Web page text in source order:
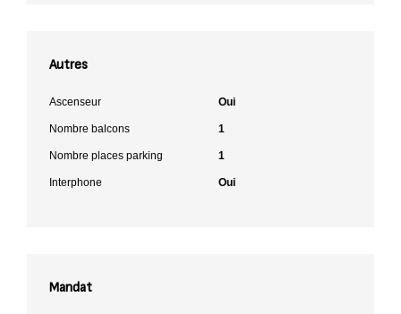
Autres
Ascenseur Oui
Nombre balcons 1
Nombre places parking 1
Interphone Oui
Mandat